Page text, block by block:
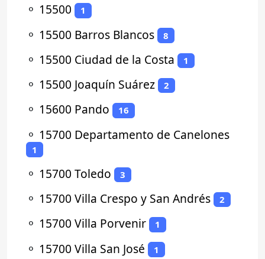
⚬ 15500 1
⚬ 15500 Barros Blancos 8
⚬ 15500 Ciudad de la Costa 1
⚬ 15500 Joaquín Suárez 2
⚬ 15600 Pando 16
⚬ 15700 Departamento de Canelones
1
⚬ 15700 Toledo 3
⚬ 15700 Villa Crespo y San Andrés 2
⚬ 15700 Villa Porvenir 1
⚬ 15700 Villa San José 1